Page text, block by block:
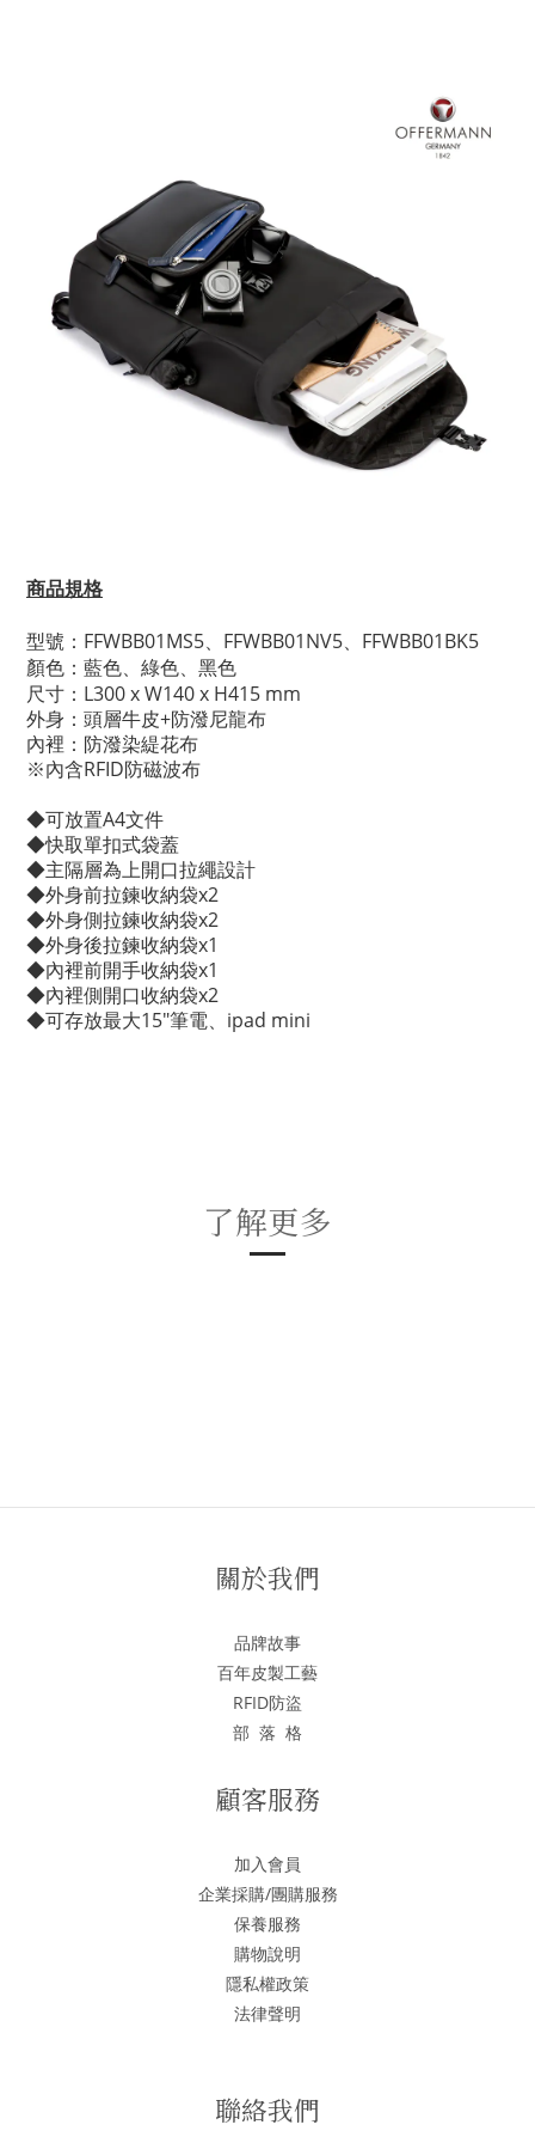
商品規格
型號： FFWBB01MS5、 FFWBB01NV5、 FFWBB01BK5
顏色：藍色、綠色、黑色
尺寸： L300 x W140 x H415 mm
外身：頭層牛皮+防潑尼龍布
內裡：防潑染緹花布
※內含RFID防磁波布
◆可放置A4文件
◆快取單扣式袋蓋
◆主隔層為上開口拉繩設計
◆外身前拉鍊收納袋x2
◆外身側拉鍊收納袋x2
◆外身後拉鍊收納袋x1
◆內裡前開手收納袋x1
◆內裡側開口收納袋x2
◆可存放最大15"筆電、ipad mini
了解更多
關於我們
品牌故事
百年皮製工藝
RFID防盜
部 落 格
顧客服務
加入會員
企業採購/團購服務
保養服務
購物說明
隱私權政策
法律聲明
聯絡我們